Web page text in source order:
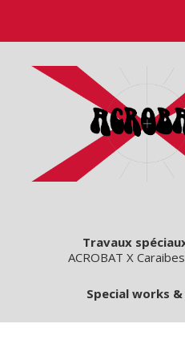
Travaux
ACROBAT X
Special works